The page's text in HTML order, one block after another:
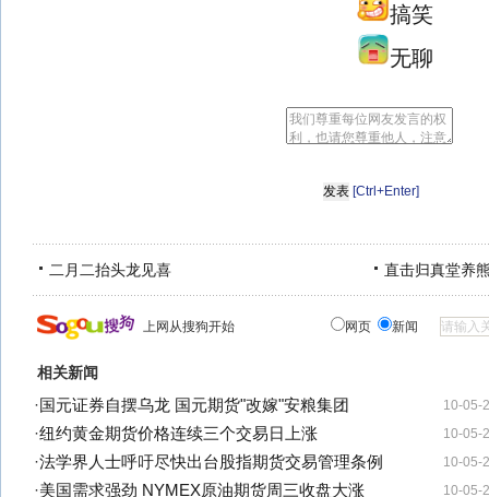
搞笑
无聊
[Ctrl+Enter]
二月二抬头龙见喜 直击归真堂养
上网从搜狗开始 网页 新闻
相关新闻
10-05-
· 国元证券自摆乌龙 国元期货"改嫁"安粮集团
10-05-
·纽约黄金期货价格连续三个交易日上涨
10-05-
·法学界人士呼吁尽快出台股指期货交易管理条例
10-05-
·美国需求强劲 NYMEX原油期货周三收盘大涨